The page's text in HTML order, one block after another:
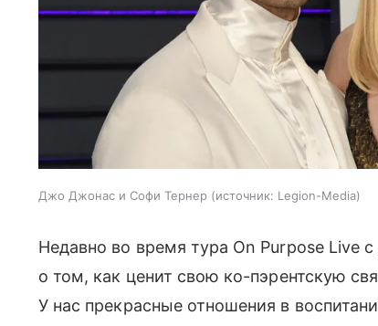
Джо Джонас и Софи Тернер источник: Legion-Media
Недавно во время тура On Purpose
о том, как ценит свою ко-пэрентскую
У нас прекрасные отношения в